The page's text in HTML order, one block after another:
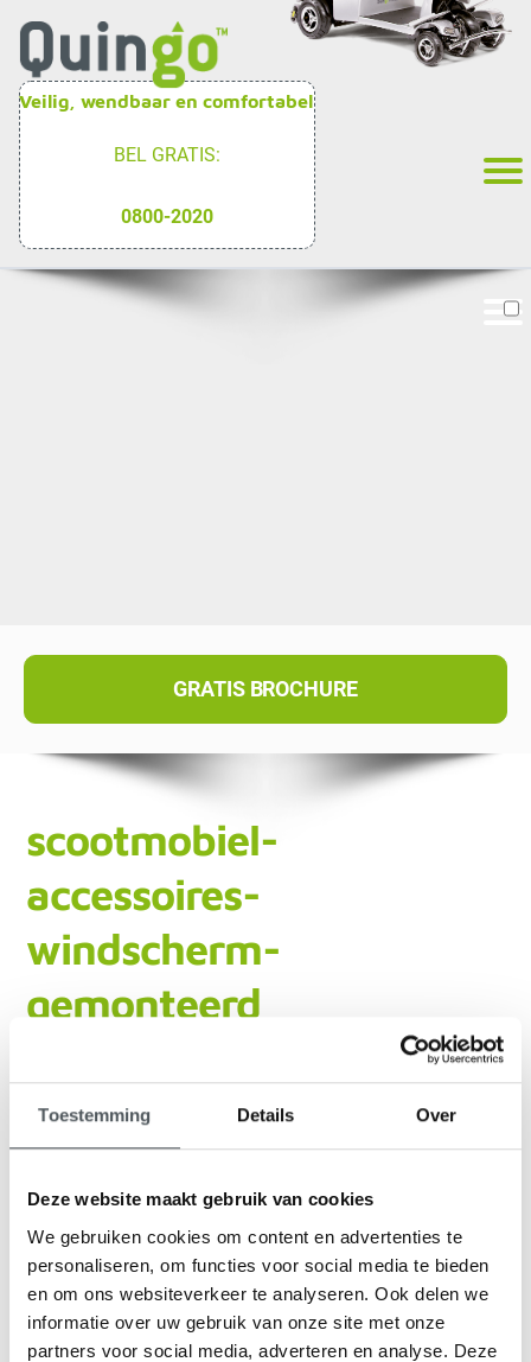
Toestemming Details Over
Deze website maakt gebruik van cookies
We gebruiken cookies om content en advertenties te
personaliseren, om functies voor social media te bieden
en om ons websiteverkeer te analyseren. Ook delen we
informatie over uw gebruik van onze site met onze
partners voor social media, adverteren en analyse. Deze
Veilig, wendbaar en comfortabel
BEL GRATIS:
0800-2020
GRATIS BROCHURE
scootmobiel-
accessoires-
windscherm-
gemonteerd
9,1